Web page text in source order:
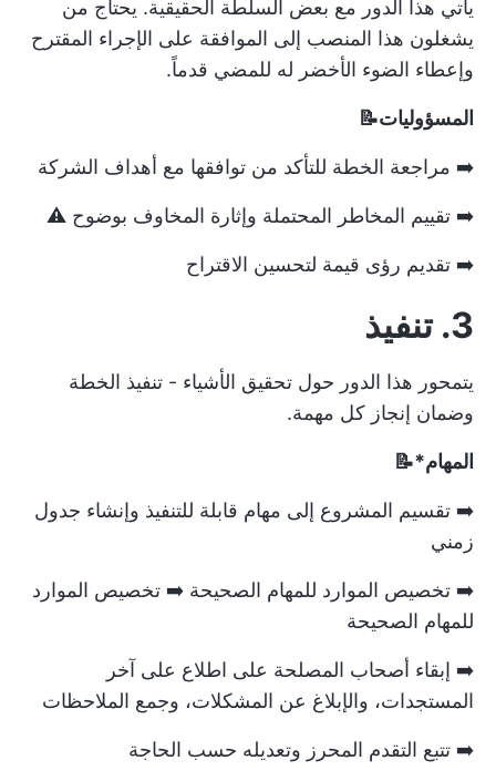
يأتي هذا الدور مع بعض السلطة الحقيقية. يحتاج من
يشغلون هذا المنصب إلى الموافقة على الإجراء المقترح
وإعطاء الضوء الأخضر له للمضي قدماً.
المسؤوليات📝
➡️ مراجعة الخطة للتأكد من توافقها مع أهداف الشركة
➡️ تقييم المخاطر المحتملة وإثارة المخاوف بوضوح ⚠️
➡️ تقديم رؤى قيمة لتحسين الاقتراح
3. تنفيذ
يتمحور هذا الدور حول تحقيق الأشياء - تنفيذ الخطة
وضمان إنجاز كل مهمة.
المهام*📝
➡️ تقسيم المشروع إلى مهام قابلة للتنفيذ وإنشاء جدول
زمني
➡️ تخصيص الموارد للمهام الصحيحة ➡️ تخصيص الموارد
للمهام الصحيحة
➡️ إبقاء أصحاب المصلحة على اطلاع على آخر
المستجدات، والإبلاغ عن المشكلات، وجمع الملاحظات
➡️ تتبع التقدم المحرز وتعديله حسب الحاجة